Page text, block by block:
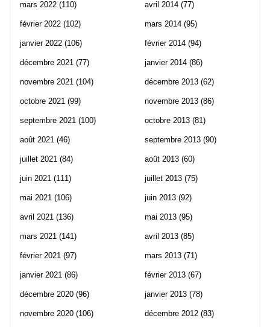
mars 2022 (110)
février 2022 (102)
janvier 2022 (106)
décembre 2021 (77)
novembre 2021 (104)
octobre 2021 (99)
septembre 2021 (100)
août 2021 (46)
juillet 2021 (84)
juin 2021 (111)
mai 2021 (106)
avril 2021 (136)
mars 2021 (141)
février 2021 (97)
janvier 2021 (86)
décembre 2020 (96)
novembre 2020 (106)
avril 2014 (77)
mars 2014 (95)
février 2014 (94)
janvier 2014 (86)
décembre 2013 (62)
novembre 2013 (86)
octobre 2013 (81)
septembre 2013 (90)
août 2013 (60)
juillet 2013 (75)
juin 2013 (92)
mai 2013 (95)
avril 2013 (85)
mars 2013 (71)
février 2013 (67)
janvier 2013 (78)
décembre 2012 (83)